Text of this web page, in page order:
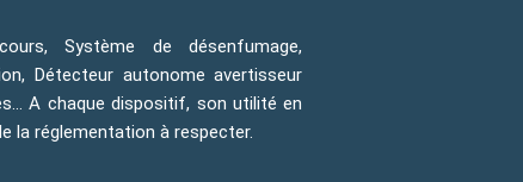
Système de désenfumage,
Détecteur autonome avertisseur
A chaque dispositif, son utilité en
la réglementation à respecter.